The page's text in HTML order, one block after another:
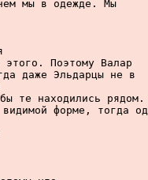
мы в одежде. Мы
этого. Поэтому Валар
даже Эльдарцы не в
те находились рядом.
форме, тогда